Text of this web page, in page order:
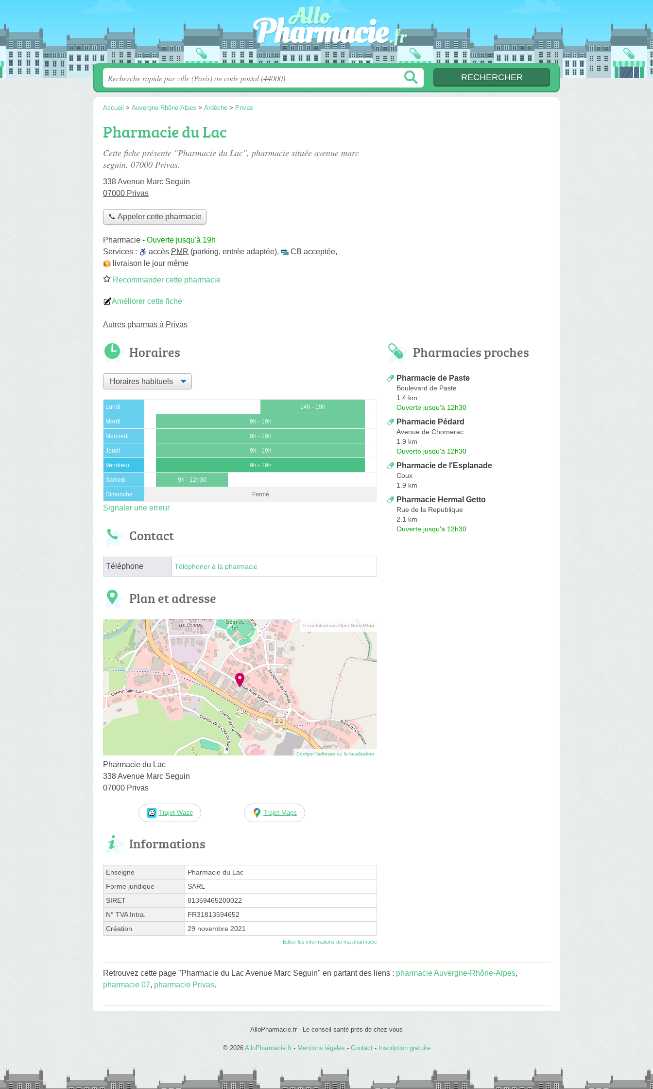
Accueil > Auvergne-Rhône-Alpes > Ardèche > Privas
Pharmacie du Lac
Cette fiche présente "Pharmacie du Lac", pharmacie située avenue marc
seguin, 07000 Privas.
338 Avenue Marc Seguin
07000 Privas
📞 Appeler cette pharmacie
Pharmacie - Ouverte jusqu'à 19h
Services :
accès PMR (parking, entrée adaptée), CB acceptée,
livraison le jour même
Recommander cette pharmacie
Améliorer cette fiche
Autres pharmas à Privas
Horaires
Lundi 14h - 19h
Mardi 9h - 19h
Mercredi 9h - 19h
Jeudi 9h - 19h
Vendredi 9h - 19h
Samedi 9h - 12h30
Dimanche Fermé
Signaler une erreur
Contact
Téléphone Téléphoner à la pharmacie
Plan et adresse
© contributeurs OpenStreetMap
Corriger l’adresse ou la localisation
Pharmacie du Lac
338 Avenue Marc Seguin
07000 Privas
Trajet Waze Trajet Maps
Informations
Enseigne
Pharmacie du Lac
Forme juridique
SARL
SIRET
81359465200022
N° TVA Intra.
FR31813594652
Création
29 novembre 2021
Éditer les informations de ma pharmacie
Pharmacies proches
Pharmacie de Paste
Boulevard de Paste
1.4 km
Ouverte jusqu'à 12h30
Pharmacie Pédard
Avenue de Chomerac
1.9 km
Ouverte jusqu'à 12h30
Pharmacie de l'Esplanade
Coux
1.9 km
Pharmacie Hermal Getto
Rue de la Republique
2.1 km
Ouverte jusqu'à 12h30
Retrouvez cette page "Pharmacie du Lac Avenue Marc Seguin" en partant des liens : pharmacie Auvergne-Rhône-Alpes,
pharmacie 07, pharmacie Privas.
AlloPharmacie.fr - Le conseil santé près de chez vous
© 2026 AlloPharmacie.fr - Mentions légales - Contact- Inscription gratuite